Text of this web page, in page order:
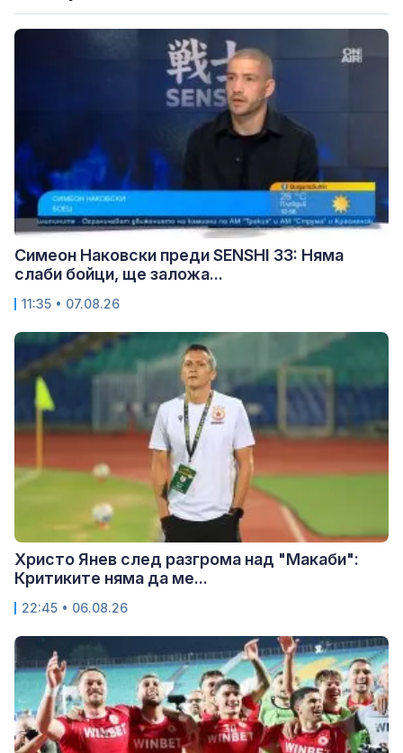
Симеон Наковски преди SENSHI 33: Няма
слаби бойци, ще заложа...
11:35 • 07.08.26
Христо Янев след разгрома над "Макаби":
Критиките няма да ме...
22:45 • 06.08.26